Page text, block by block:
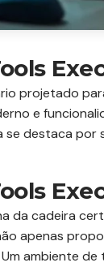
projetado
e
destaca
da cadeira
apenas
ambiente